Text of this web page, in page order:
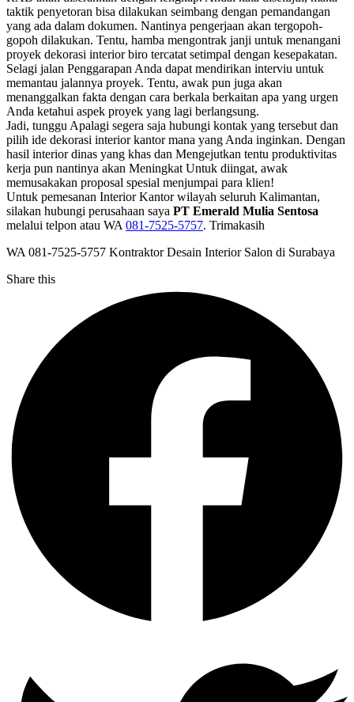
taktik penyetoran bisa dilakukan seimbang dengan pemandangan
yang ada dalam dokumen. Nantinya pengerjaan akan tergopoh-
gopoh dilakukan. Tentu, hamba mengontrak janji untuk menangani
proyek dekorasi interior biro tercatat setimpal dengan kesepakatan.
Selagi jalan Penggarapan Anda dapat mendirikan interviu untuk
memantau jalannya proyek. Tentu, awak pun juga akan
menanggalkan fakta dengan cara berkala berkaitan apa yang urgen
Anda ketahui aspek proyek yang lagi berlangsung.
Jadi, tunggu Apalagi segera saja hubungi kontak yang tersebut dan
pilih ide dekorasi interior kantor mana yang Anda inginkan. Dengan
hasil interior dinas yang khas dan Mengejutkan tentu produktivitas
kerja pun nantinya akan Meningkat Untuk diingat, awak
memusakakan proposal spesial menjumpai para klien!
Untuk pemesanan Interior Kantor wilayah seluruh Kalimantan,
silakan hubungi perusahaan saya PT Emerald Mulia Sentosa
melalui telpon atau WA 081-7525-5757. Trimakasih
WA 081-7525-5757 Kontraktor Desain Interior Salon di Surabaya
Share this